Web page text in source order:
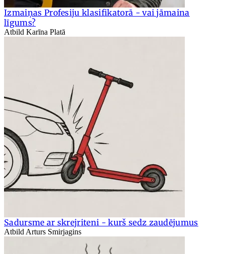
Izmaiņas Profesiju klasifikatorā - vai jāmaina
līgums?
Atbild Karīna Platā
Sadursme ar skrejriteni - kurš sedz zaudējumus
Atbild Arturs Smirjagins